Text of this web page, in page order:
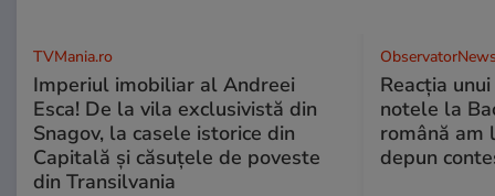
TVMania.ro
Imperiul imobiliar al Andreei
Esca! De la vila exclusivistă din
Snagov, la casele istorice din
Capitală și căsuțele de poveste
din Transilvania
Reacţia
notele la
română am
depun